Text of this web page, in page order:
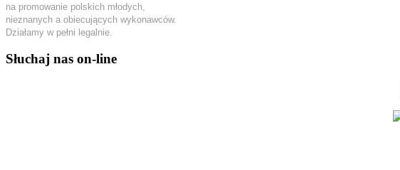
na promowanie polskich młodych,
nieznanych a obiecujących wykonawców.
Działamy w pełni legalnie.
Słuchaj nas on-line